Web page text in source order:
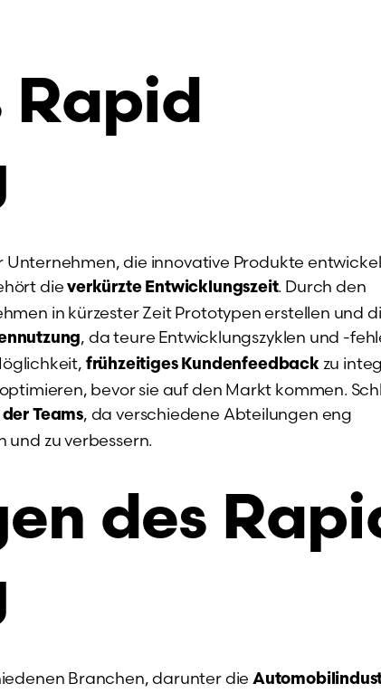
Rapid
die innovative Produkte
dieverkürzte Entwicklungszeit. Durch den
in kürzester Zeit Prototypen erstellen und
, da teure Entwicklungszyklen und -
frühzeitiges Kundenfeedback zu
bevor sie auf den Markt kommen.
Teams, da verschiedene Abteilungen eng
zu verbessern.
des
Branchen, darunter die